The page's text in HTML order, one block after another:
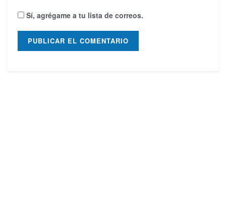
Sí, agrégame a tu lista de correos.